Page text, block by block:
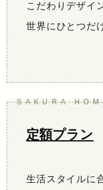
こだわりデザイ
世界にひとつだ
定額プラン
生活スタイルに